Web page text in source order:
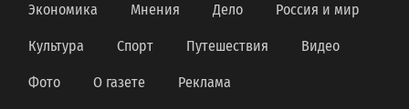
Экономика Мнения Дело Россия и мир
Культура Спорт Путешествия Видео
Фото О газете Реклама